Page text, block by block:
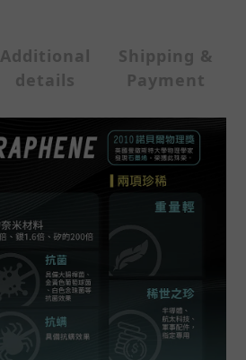
Additional
details
Shipping &
Payment